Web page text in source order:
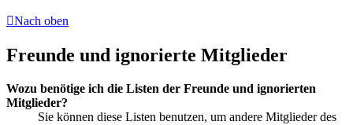
Nach oben
Freunde und ignorierte Mitglieder
Wozu benötige ich die Listen der Freunde und ignorierten
Mitglieder?
Sie können diese Listen benutzen, um andere Mitglieder des